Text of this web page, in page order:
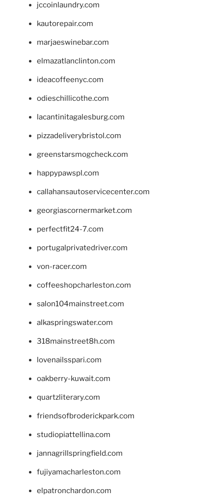
jccoinlaundry.com
kautorepair.com
marjaeswinebar.com
elmazatlanclinton.com
ideacoffeenyc.com
odieschillicothe.com
lacantinitagalesburg.com
pizzadeliverybristol.com
greenstarsmogcheck.com
happypawspl.com
callahansautoservicecenter.com
georgiascornermarket.com
perfectfit24-7.com
portugalprivatedriver.com
von-racer.com
coffeeshopcharleston.com
salon104mainstreet.com
alkaspringswater.com
318mainstreet8h.com
lovenailsspari.com
oakberry-kuwait.com
quartzliterary.com
friendsofbroderickpark.com
studiopiattellina.com
jannagrillspringfield.com
fujiyamacharleston.com
elpatronchardon.com